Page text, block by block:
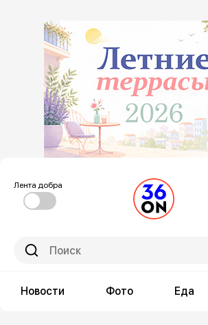
Лента добра
Новости Фото Еда